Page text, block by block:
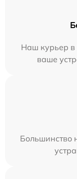
Наш курьер в
ваше
Большинство